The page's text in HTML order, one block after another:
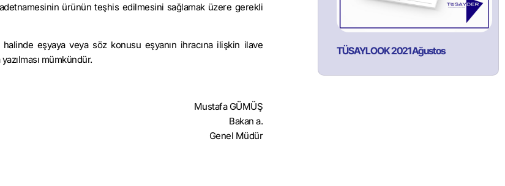
ürünün teşhis edilmesini sağlamak üzere gerekli
eşyaya veya söz konusu eşyanın ihracına ilişkin ilave
mümkündür.
Mustafa GÜMÜŞ
Bakan a.
Genel Müdür
TÜSAYLOOK 2021 Ağustos